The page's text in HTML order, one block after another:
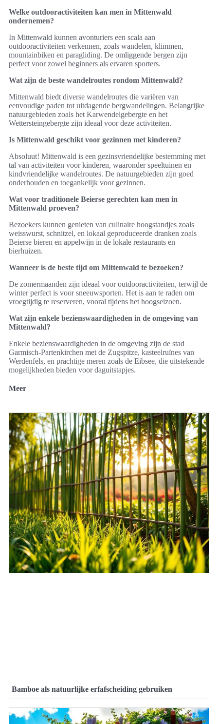
Welke outdooractiviteiten kan men in Mittenwald
ondernemen?
In Mittenwald kunnen avonturiers een scala aan
outdooractiviteiten verkennen, zoals wandelen, klimmen,
mountainbiken en paragliding. De omliggende bergen zijn
perfect voor zowel beginners als ervaren sporters.
Wat zijn de beste wandelroutes rondom Mittenwald?
Mittenwald biedt diverse wandelroutes die variëren van
eenvoudige paden tot uitdagende bergwandelingen. Belangrijke
natuurgebieden zoals het Karwendelgebergte en het
Wettersteingebergte zijn ideaal voor deze activiteiten.
Is Mittenwald geschikt voor gezinnen met kinderen?
Absoluut! Mittenwald is een gezinsvriendelijke bestemming met
tal van activiteiten voor kinderen, waaronder speeltuinen en
kindvriendelijke wandelroutes. De natuurgebieden zijn goed
onderhouden en toegankelijk voor gezinnen.
Wat voor traditionele Beierse gerechten kan men in
Mittenwald proeven?
Bezoekers kunnen genieten van culinaire hoogstandjes zoals
weisswurst, schnitzel, en lokaal geproduceerde dranken zoals
Beierse bieren en appelwijn in de lokale restaurants en
bierhuizen.
Wanneer is de beste tijd om Mittenwald te bezoeken?
De zomermaanden zijn ideaal voor outdooractiviteiten, terwijl de
winter perfect is voor sneeuwsporten. Het is aan te raden om
vroegtijdig te reserveren, vooral tijdens het hoogseizoen.
Wat zijn enkele bezienswaardigheden in de omgeving van
Mittenwald?
Enkele bezienswaardigheden in de omgeving zijn de stad
Garmisch-Partenkirchen met de Zugspitze, kasteelruïnes van
Werdenfels, en prachtige meren zoals de Eibsee, die uitstekende
mogelijkheden bieden voor daguitstapjes.
Meer
Bamboe als natuurlijke erfafscheiding gebruiken